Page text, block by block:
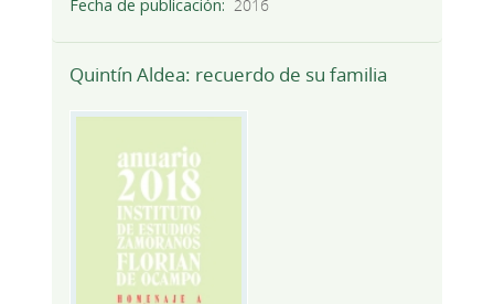
Fecha de publicación 2016
Quintín Aldea: recuerdo de su familia